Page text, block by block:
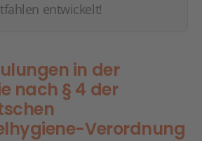
entwickelt!
in der
nach § 4 der
Verordnung